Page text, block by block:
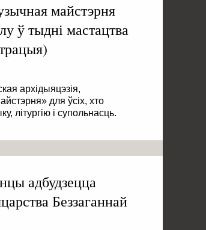
майстэрня
ў тыдні мастацтва
архідыяцэзія,
для ўсіх, хто
літургію і супольнасць.
адбудзецца
Беззаганнай